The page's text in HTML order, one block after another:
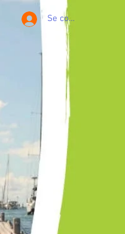
Se connecter